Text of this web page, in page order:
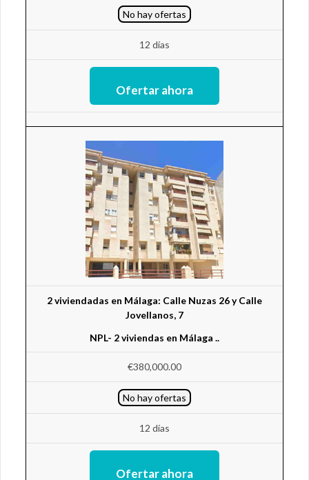
No hay ofertas
12 días
2 viviendadas en Málaga: Calle Nuzas 26 y Calle
Jovellanos, 7
NPL- 2 viviendas en Málaga ..
€380,000.00
No hay ofertas
12 días